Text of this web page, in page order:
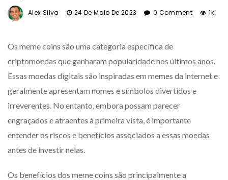
Alex Silva 24 De Maio De 2023 0 Comment 1k
Os meme coins são uma categoria específica de
criptomoedas que ganharam popularidade nos últimos anos.
Essas moedas digitais são inspiradas em memes da internet e
geralmente apresentam nomes e símbolos divertidos e
irreverentes. No entanto, embora possam parecer
engraçados e atraentes à primeira vista, é importante
entender os riscos e benefícios associados a essas moedas
antes de investir nelas.
Os benefícios dos meme coins são principalmente a